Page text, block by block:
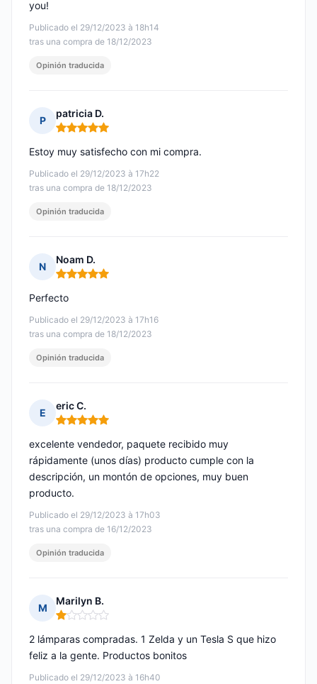
Publicado el 29/12/2023 à 18h14
tras una compra de 18/12/2023
you!
Opinión traducida
P
patricia D.
Nota: 5 de 5
Publicado el 29/12/2023 à 17h22
tras una compra de 18/12/2023
Estoy muy satisfecho con mi compra.
Opinión traducida
N
Noam D.
Nota: 5 de 5
Publicado el 29/12/2023 à 17h16
tras una compra de 18/12/2023
Perfecto
Opinión traducida
E
eric C.
Nota: 5 de 5
Publicado el 29/12/2023 à 17h03
tras una compra de 16/12/2023
excelente vendedor, paquete recibido muy
rápidamente (unos días) producto cumple con la
descripción, un montón de opciones, muy buen
producto.
Opinión traducida
M
Marilyn B.
Nota: 1 de 5
Publicado el 29/12/2023 à 16h40
2 lámparas compradas. 1 Zelda y un Tesla S que hizo
feliz a la gente. Productos bonitos